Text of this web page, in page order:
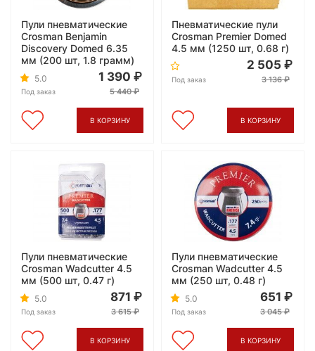
Пули пневматические
Crosman Benjamin
Discovery Domed 6.35
мм (200 шт, 1.8 грамм)
5.0
Под заказ
1 390
5 440
В КОРЗИНУ
Пневматические пули
Crosman Premier Domed
4.5 мм (1250 шт, 0.68 г)
Под заказ
2 505
3 136
В КОРЗИНУ
Пули пневматические
Crosman Wadcutter 4.5
мм (500 шт, 0.47 г)
5.0
Под заказ
871
3 615
В КОРЗИНУ
Пули пневматические
Crosman Wadcutter 4.5
мм (250 шт, 0.48 г)
5.0
Под заказ
651
3 045
В КОРЗИНУ